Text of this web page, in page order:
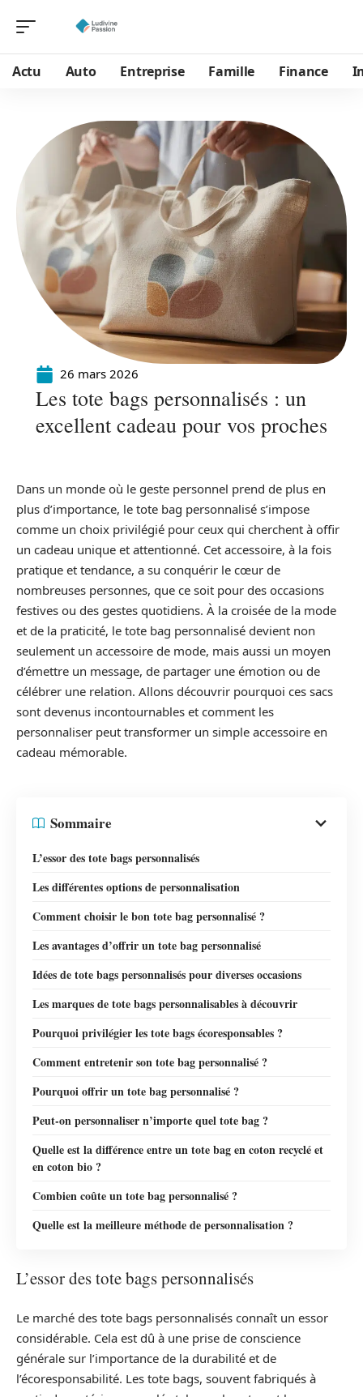
Actu Auto Entreprise Famille Finance
26 mars 2026
Les tote bags personnalisés : un
excellent cadeau pour vos proches
Dans un monde où le geste personnel prend de plus en
plus d’importance, le tote bag personnalisé s’impose
comme un choix privilégié pour ceux qui cherchent à offir
un cadeau unique et attentionné. Cet accessoire, à la fois
pratique et tendance, a su conquérir le cœur de
nombreuses personnes, que ce soit pour des occasions
festives ou des gestes quotidiens. À la croisée de la mode
et de la praticité, le tote bag personnalisé devient non
seulement un accessoire de mode, mais aussi un moyen
d’émettre un message, de partager une émotion ou de
célébrer une relation. Allons découvrir pourquoi ces sacs
sont devenus incontournables et comment les
personnaliser peut transformer un simple accessoire en
cadeau mémorable.
Sommaire
L’essor des tote bags personnalisés
Les différentes options de personnalisation
Comment choisir le bon tote bag personnalisé ?
Les avantages d’offrir un tote bag personnalisé
Idées de tote bags personnalisés pour diverses occasions
Les marques de tote bags personnalisables à découvrir
Pourquoi privilégier les tote bags écoresponsables ?
Comment entretenir son tote bag personnalisé ?
Pourquoi offrir un tote bag personnalisé ?
Peut-on personnaliser n’importe quel tote bag ?
Quelle est la différence entre un tote bag en coton recyclé et
en coton bio ?
Combien coûte un tote bag personnalisé ?
Quelle est la meilleure méthode de personnalisation ?
L’essor des tote bags personnalisés
Le marché des tote bags personnalisés connaît un essor
considérable. Cela est dû à une prise de conscience
générale sur l’importance de la durabilité et de
l’écoresponsabilité. Les tote bags, souvent fabriqués à